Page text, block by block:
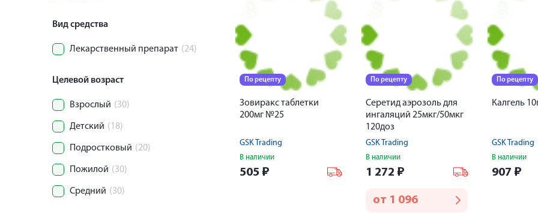
Вид средства
Лекарственный препарат (24)
Целевой возраст
Взрослый (30)
Детский (18)
Подростковый (20)
Пожилой (30)
Средний (30)
По рецепту
Зовиракс таблетки
200мг №25
GSK Trading
В наличии
505 ₽
По рецепту
Серетид аэрозоль для
ингаляций 25мкг/50мкг
120доз
GSK Trading
В наличии
1 272 ₽
от 1 096
По рецепту
Калгель
GSK Trading
В наличии
907 ₽